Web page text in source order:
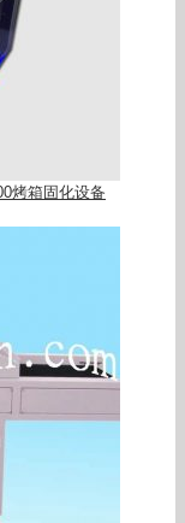
烤箱固化设备